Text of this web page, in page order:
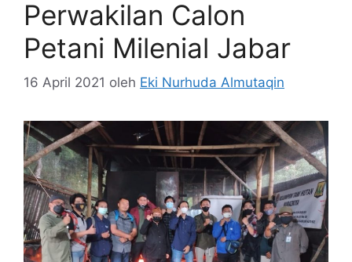
Perwakilan Calon
Petani Milenial Jabar
16 April 2021 oleh Eki Nurhuda Almutaqin